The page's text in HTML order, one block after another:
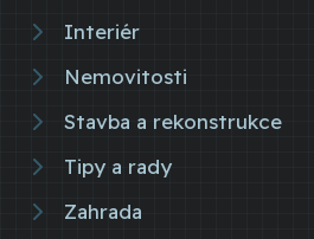
Interiér
Nemovitosti
Stavba a rekonstrukce
Tipy a rady
Zahrada